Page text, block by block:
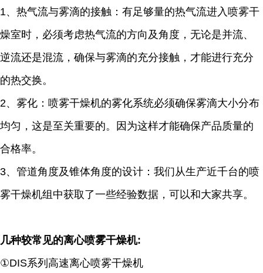
1、热气流与雾滴的接触：有足够量的热气流进入喷雾干
燥室时，必须考虑热气流的方向及角度，无论是并流、
逆流还是混流，确保与雾滴的充分接触，才能进行充分
的热交换。
2、雾化：喷雾干燥机的雾化系统必须确保雾滴大小分布
均匀，这是至关重要的。因为这样才能确保产品质量的
合格率。
3、管道角度及锥体角度的设计：我们从生产近千台的喷
雾干燥机组中获取了一些经验数据，可以和大家共享。
几种较常见的离心喷雾干燥机:
①DIS系列高速离心喷雾干燥机